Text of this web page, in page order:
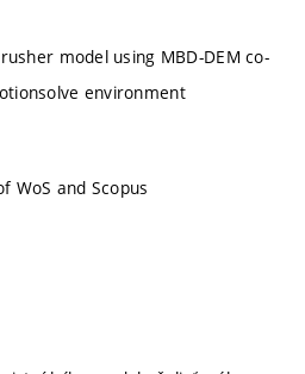
model using MBD-DEM co-
environment
WoS and Scopus